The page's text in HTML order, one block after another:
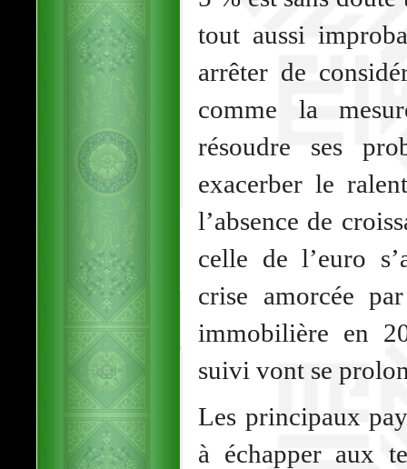
tout aussi
arrêter de
comme la
résoudre ses
exacerber le
l’absence de
celle de l’euro
crise amorcée
immobilière en
suivi vont se
Les principaux
à échapper aux